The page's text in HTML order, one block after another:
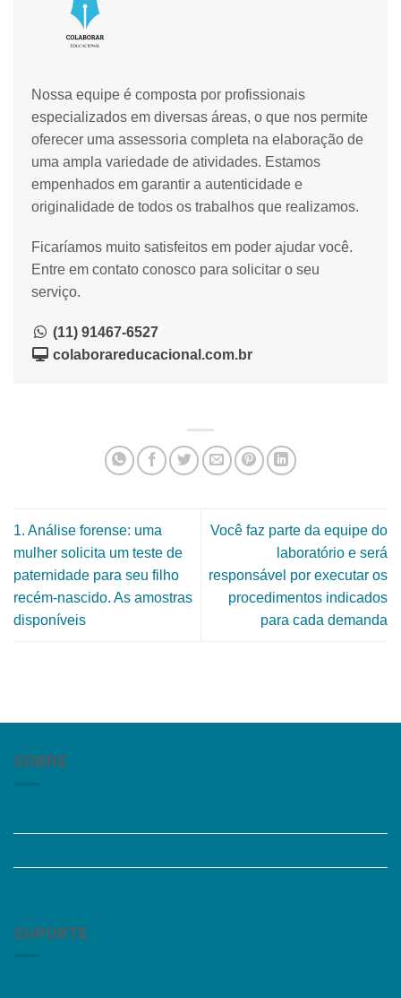
Nossa equipe é composta por profissionais
especializados em diversas áreas, o que nos permite
oferecer uma assessoria completa na elaboração de
uma ampla variedade de atividades. Estamos
empenhados em garantir a autenticidade e
originalidade de todos os trabalhos que realizamos.
Ficaríamos muito satisfeitos em poder ajudar você.
Entre em contato conosco para solicitar o seu
serviço.
(11) 91467-6527
colaborareducacional.com.br
1. Análise forense: uma
mulher solicita um teste de
paternidade para seu filho
recém-nascido. As amostras
disponíveis
Você faz parte da equipe do
laboratório e será
responsável por executar os
procedimentos indicados
para cada demanda
SOBRE
SUPORTE